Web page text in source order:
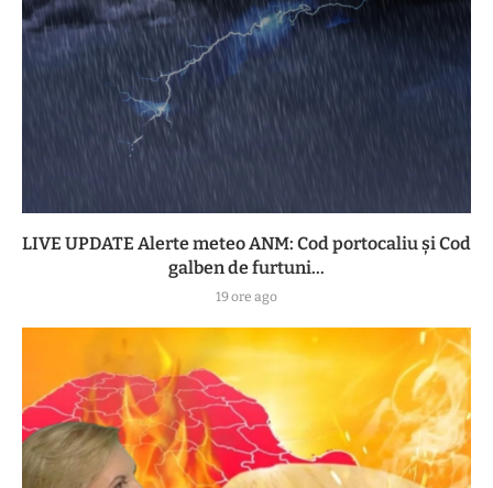
LIVE UPDATE Alerte meteo ANM: Cod portocaliu și Cod
galben de furtuni...
19 ore ago